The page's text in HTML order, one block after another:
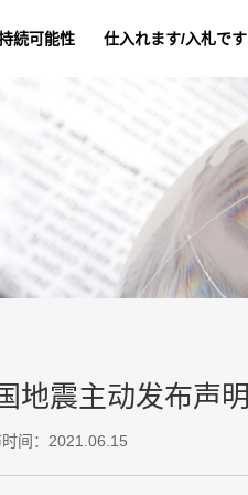
続可能性 仕入れます/入札です
地震主动发布声明
时间：2021.06.15